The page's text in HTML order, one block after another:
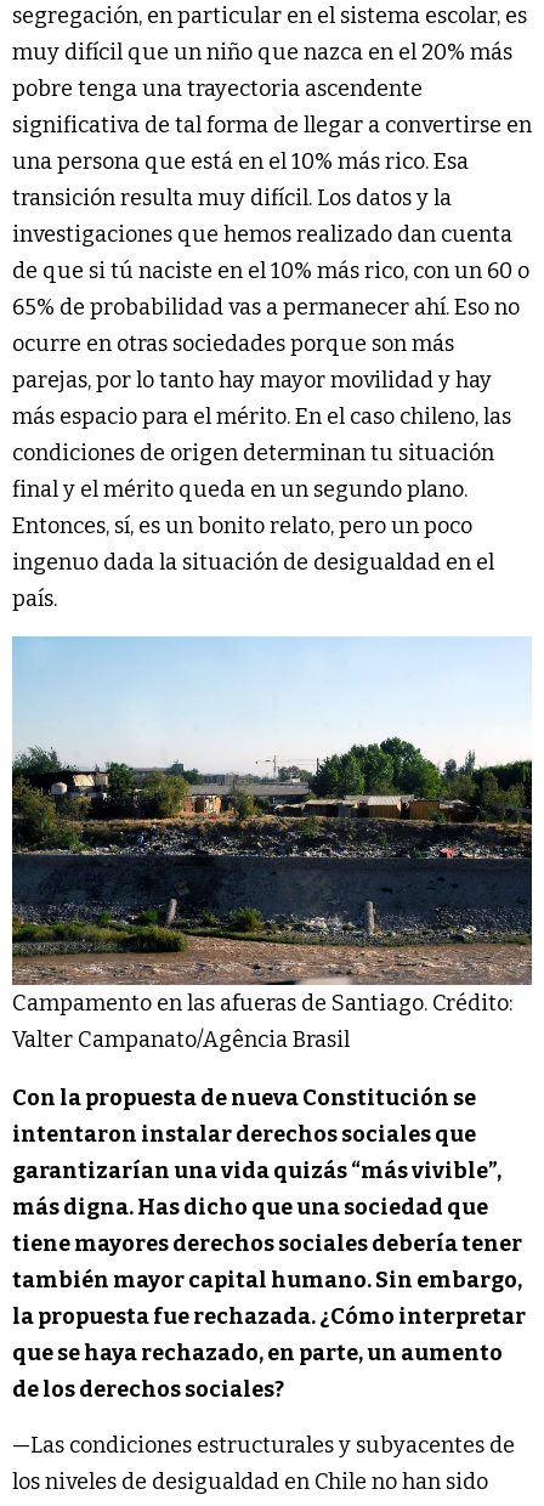
segregación, en particular en el sistema escolar, es
muy difícil que un niño que nazca en el 20% más
pobre tenga una trayectoria ascendente
significativa de tal forma de llegar a convertirse en
una persona que está en el 10% más rico. Esa
transición resulta muy difícil. Los datos y la
investigaciones que hemos realizado dan cuenta
de que si tú naciste en el 10% más rico, con un 60 o
65% de probabilidad vas a permanecer ahí. Eso no
ocurre en otras sociedades porque son más
parejas, por lo tanto hay mayor movilidad y hay
más espacio para el mérito. En el caso chileno, las
condiciones de origen determinan tu situación
final y el mérito queda en un segundo plano.
Entonces, sí, es un bonito relato, pero un poco
ingenuo dada la situación de desigualdad en el
país.
Campamento en las afueras de Santiago. Crédito:
Valter Campanato/Agência Brasil
Con la propuesta de nueva Constitución se
intentaron instalar derechos sociales que
garantizarían una vida quizás “más vivible”,
más digna. Has dicho que una sociedad que
tiene mayores derechos sociales debería tener
también mayor capital humano. Sin embargo,
la propuesta fue rechazada. ¿Cómo interpretar
que se haya rechazado, en parte, un aumento
de los derechos sociales?
—Las condiciones estructurales y subyacentes de
los niveles de desigualdad en Chile no han sido